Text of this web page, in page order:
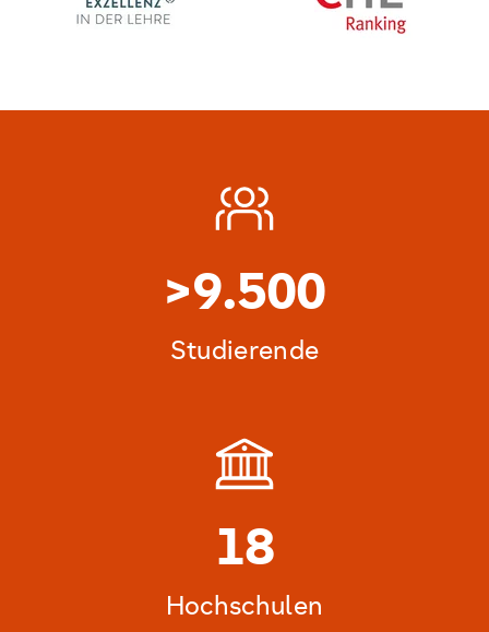
>9.500
Studierende
18
Hochschulen